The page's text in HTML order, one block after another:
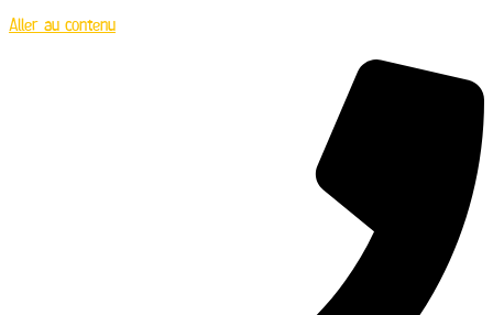
Aller au contenu